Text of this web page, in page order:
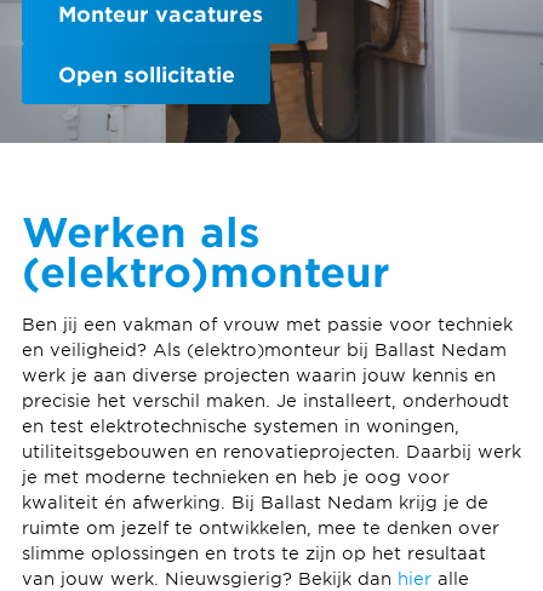
Monteur vacatures
Open sollicitatie
Werken als
(elektro)monteur
Ben jij een vakman of vrouw met passie voor techniek
en veiligheid? Als (elektro)monteur bij Ballast Nedam
werk je aan diverse projecten waarin jouw kennis en
precisie het verschil maken. Je installeert, onderhoudt
en test elektrotechnische systemen in woningen,
utiliteitsgebouwen en renovatieprojecten. Daarbij werk
je met moderne technieken en heb je oog voor
kwaliteit én afwerking. Bij Ballast Nedam krijg je de
ruimte om jezelf te ontwikkelen, mee te denken over
slimme oplossingen en trots te zijn op het resultaat
van jouw werk. Nieuwsgierig? Bekijk dan hieralle